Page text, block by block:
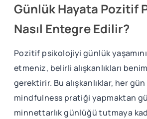
Günlük Hayata Pozitif
Nasıl Entegre Edilir?
Pozitif psikolojiyi günlük
etmeniz, belirli alışkanlıkları
gerektirir. Bu alışkanlıklar, her
mindfulness pratiği yapmaktan
minnettarlık günlüğü tutmaya